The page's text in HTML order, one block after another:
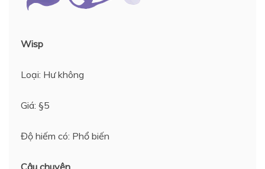
Wisp
Loại: Hư không
Giá: §5
Độ hiếm có: Phổ biến